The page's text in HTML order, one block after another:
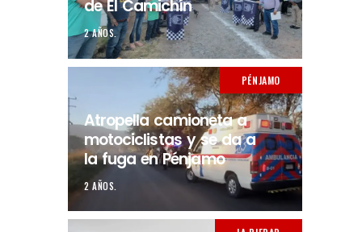
de El Camichín
2 AÑOS.
PÉNJAMO
Atropella camioneta a
motociclistas y se da a
la fuga en Pénjamo
2 AÑOS.